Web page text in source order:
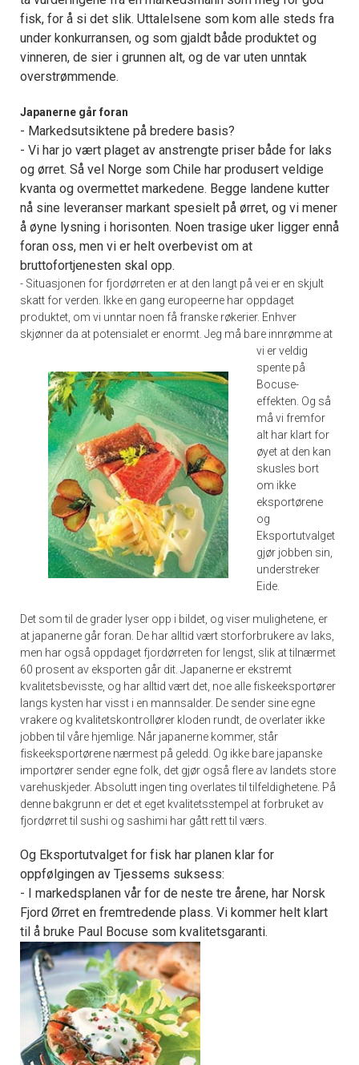
fisk, for å si det slik. Uttalelsene som kom alle steds fra
under konkurransen, og som gjaldt både produktet og
vinneren, de sier i grunnen alt, og de var uten unntak
overstrømmende.
Japanerne går foran
- Markedsutsiktene på bredere basis?
- Vi har jo vært plaget av anstrengte priser både for laks
og ørret. Så vel Norge som Chile har produsert veldige
kvanta og overmettet markedene. Begge landene kutter
nå sine leveranser markant spesielt på ørret, og vi mener
å øyne lysning i horisonten. Noen trasige uker ligger ennå
foran oss, men vi er helt overbevist om at
bruttofortjenesten skal opp.
- Situasjonen for fjordørreten er at den langt på vei er en skjult
skatt for verden. Ikke en gang europeerne har oppdaget
produktet, om vi unntar noen få franske røkerier. Enhver
skjønner da at potensialet er enormt. Jeg må bare innrømme at
vi er veldig
spente på
Bocuse-
effekten. Og så
må vi fremfor
alt har klart for
øyet at den kan
skusles bort
om ikke
eksportørene
og
Eksportutvalget
gjør jobben sin,
understreker
Eide.
Det som til de grader lyser opp i bildet, og viser mulighetene, er
at japanerne går foran. De har alltid vært storforbrukere av laks,
men har også oppdaget fjordørreten for lengst, slik at tilnærmet
60 prosent av eksporten går dit. Japanerne er ekstremt
kvalitetsbevisste, og har alltid vært det, noe alle fiskeeksportører
langs kysten har visst i en mannsalder. De sender sine egne
vrakere og kvalitetskontrollører kloden rundt, de overlater ikke
jobben til våre hjemlige. Når japanerne kommer, står
fiskeeksportørene nærmest på geledd. Og ikke bare japanske
importører sender egne folk, det gjør også flere av landets store
varehuskjeder. Absolutt ingen ting overlates til tilfeldighetene. På
denne bakgrunn er det et eget kvalitetsstempel at forbruket av
fjordørret til sushi og sashimi har gått rett til værs.
Og Eksportutvalget for fisk har planen klar for
oppfølgingen av Tjessems suksess:
- I markedsplanen vår for de neste tre årene, har Norsk
Fjord Ørret en fremtredende plass. Vi kommer helt klart
til å bruke Paul Bocuse som kvalitetsgaranti.